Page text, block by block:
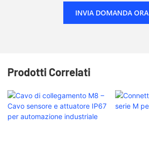
INVIA DOMANDA ORA
Prodotti Correlati